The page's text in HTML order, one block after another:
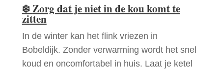
❄️Zorg dat je niet in de kou komt te
zitten
In de winter kan het flink vriezen in
Bobeldijk. Zonder verwarming wordt het snel
koud en oncomfortabel in huis. Laat je ketel